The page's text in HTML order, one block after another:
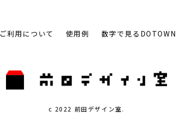
ご利用について 使用例 数字で見るDOTOWN
c 2022 前田デザイン室.